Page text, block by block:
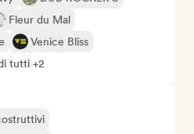
Fleur du Mal
Venice Bliss
tutti +2